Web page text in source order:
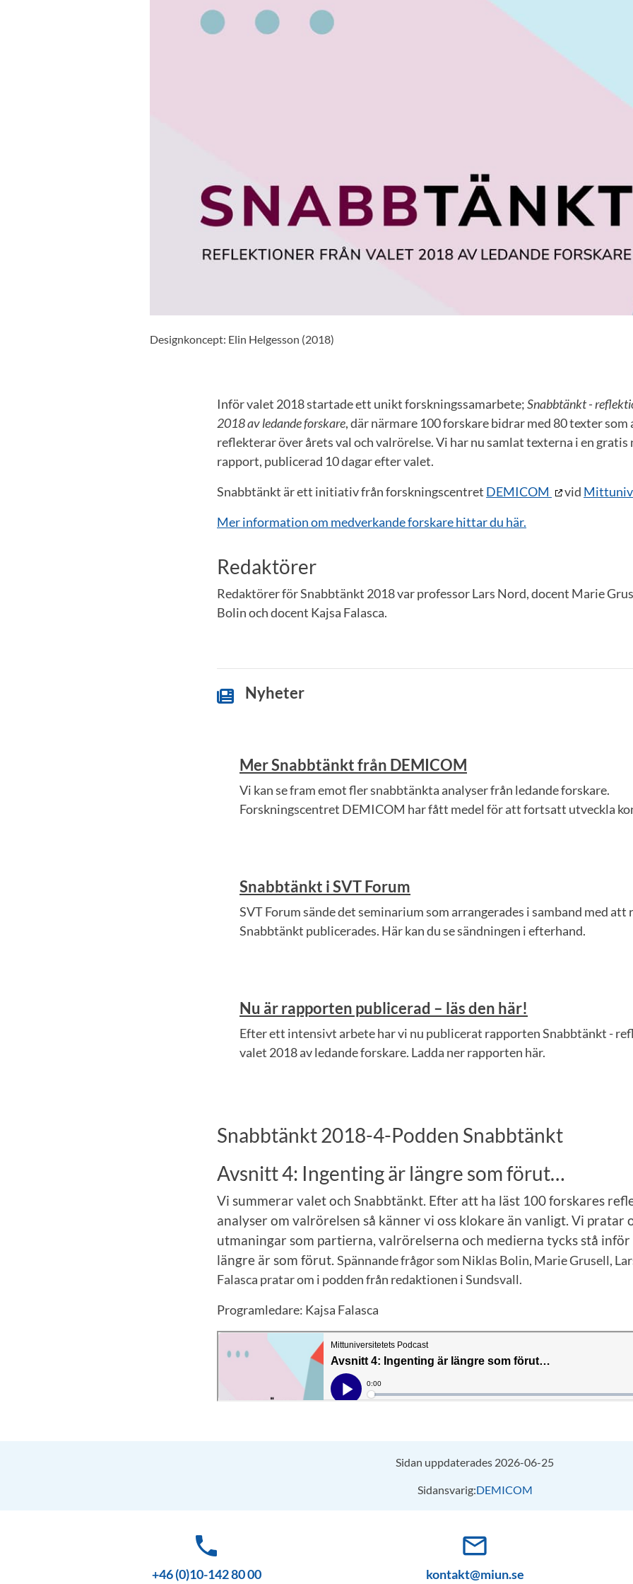
Designkoncept: Elin Helgesson (2018)
Inför valet 2018 startade ett unikt forskningssamarbete;Snabbtänkt -
2018 av ledande forskare, där närmare 100 forskare bidrar med 80 texter som
reflekterar över årets val och valrörelse. Vi har nu samlat texterna i en
rapport, publicerad 10 dagar efter valet.
Snabbtänkt är ett initiativ från forskningscentret DEMICOM vid
Mer information om medverkande forskare hittar du här.
Redaktörer
Redaktörer för Snabbtänkt 2018 var professor Lars Nord, docent Marie
Bolin och docent Kajsa Falasca.
Nyheter
Mer Snabbtänkt från DEMICOM
Vi kan se fram emot fler snabbtänkta analyser från ledande forskare.
Forskningscentret DEMICOM har fått medel för att fortsatt utveckla
Snabbtänkt i SVT Forum
SVT Forum sände det seminarium som arrangerades i samband med att
Snabbtänkt publicerades. Här kan du se sändningen i efterhand.
Nu är rapporten publicerad – läs den här!
Efter ett intensivt arbete har vi nu publicerat rapporten Snabbtänkt -
valet 2018 av ledande forskare. Ladda ner rapporten här.
Snabbtänkt 2018-4-Podden Snabbtänkt
Avsnitt 4: Ingenting är längre som förut…
Vi summerar valet och Snabbtänkt. Efter att ha läst 100 forskares
analyser om valrörelsen så känner vi oss klokare än vanligt. Vi pratar
utmaningar som partierna, valrörelserna och medierna tycks stå
längre är som förut. Spännande frågor som Niklas Bolin, Marie Grusell,
Falasca pratar om i podden från redaktionen i Sundsvall.
Programledare: Kajsa Falasca
Sidan uppdaterades 2026-06-25
Sidansvarig:DEMICOM
phone
+46 (0)10-142 80 00
mail_outline
kontakt@miun.se